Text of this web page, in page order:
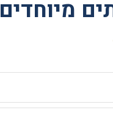
מיוחדים